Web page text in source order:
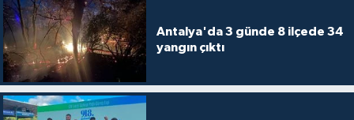
Antalya'da 3 günde 8 ilçede 34
yangın çıktı